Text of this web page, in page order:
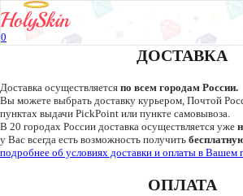
0 Нет продуктов для
ДОСТАВКА
Доставка осуществляется по всем городам России.
Вы можете выбрать доставку курьером, Почтой
пунктах выдачи PickPoint или пункте самовывоза.
В 20 городах России доставка осуществляется уже
у Вас всегда есть возможность получить
подробнее об условиях доставки и оплаты в Вашем
ОПЛАТА